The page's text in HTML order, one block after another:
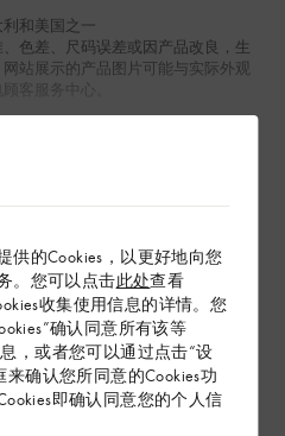
供的Cookies，以更好地向您
。您可以点击此处查看
收集使用信息的详情。您
确认同意所有该等
，或者您可以通过点击“设
来确认您所同意的Cookies功
即确认同意您的个人信
和美国之一
色差、尺码误差或因产品改良，生
站展示的产品图片可能与实际外观
客服务中心。